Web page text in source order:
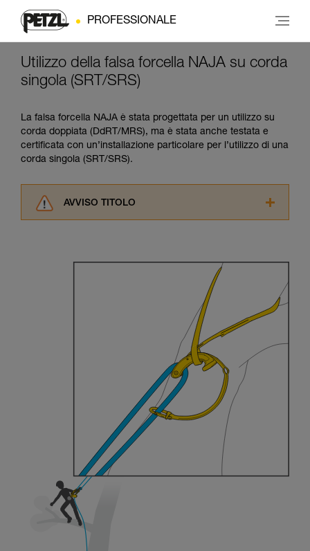
PROFESSIONALE
Utilizzo della falsa forcella NAJA su corda
singola (SRT/SRS)
La falsa forcella NAJA è stata progettata per un utilizzo su
corda doppiata (DdRT/MRS), ma è stata anche testata e
certificata con un’installazione particolare per l’utilizzo di una
corda singola (SRT/SRS).
AVVISO TITOLO
informazioni dell’istruzione tecnica per poter
capire queste ulteriori informazioni.
La padronanza di queste tecniche richiede una
formazione ed un addestramento specifico.
Verificate con un professionista la vostra
capacità di rifare la manovra, da soli, in piena
sicurezza, prima di riprodurla autonomamente.
Forniamo esempi di tecniche relative alla vostra
attività. Ne possono esistere altre che non
vengono qui descritte.